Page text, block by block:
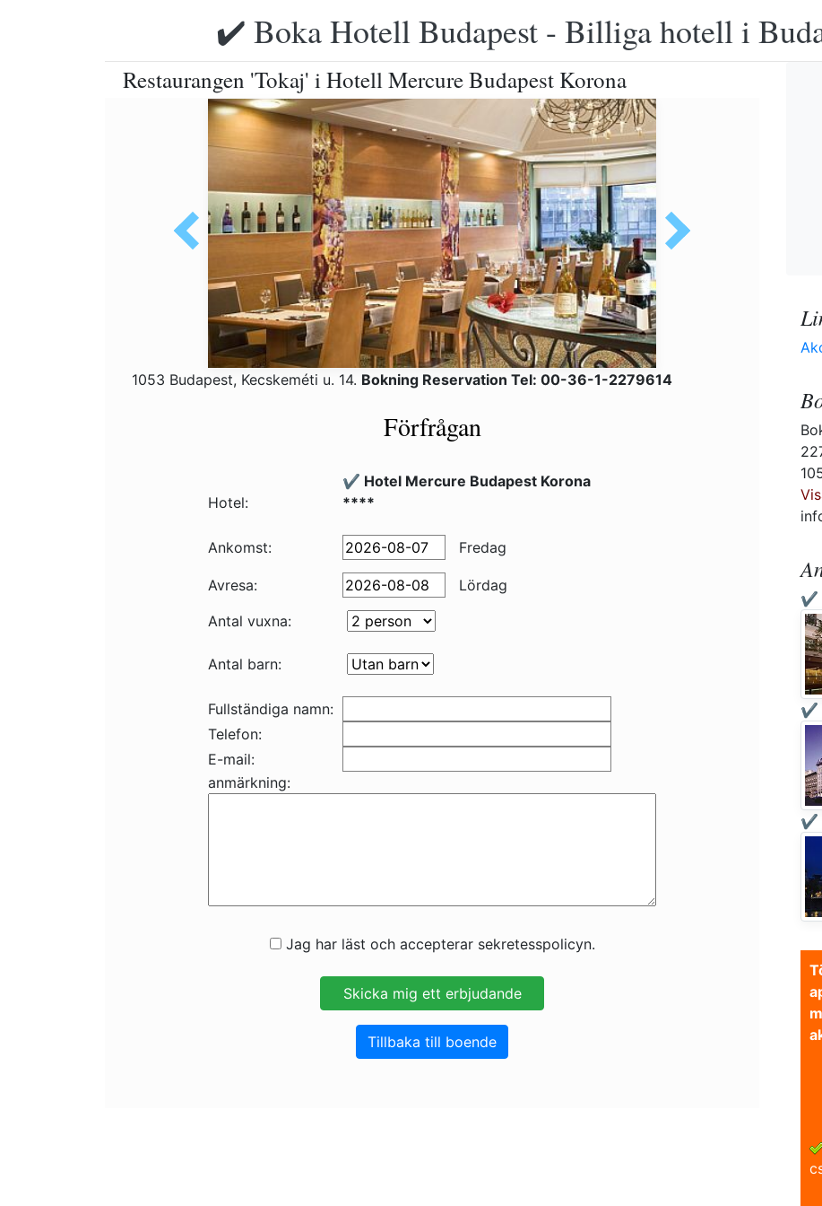
✔️ Boka Hotell Budapest - Billiga hotell i
Restaurangen 'Tokaj' i Hotell Mercure Budapest Korona
1053 Budapest, Kecskeméti u. 14. Bokning Reservation Tel: 00-36-1-2279614
Förfrågan
Hotel:
✔️ Hotel Mercure Budapest Korona
****
Ankomst: Fredag
Avresa:
Lördag
Antal vuxna:
Antal barn:
Fullständiga namn:
Telefon:
E-mail:
anmärkning:
Jag har läst och accepterar sekretesspolicyn.
Tillbaka till boende
✔️
✔️
✔️